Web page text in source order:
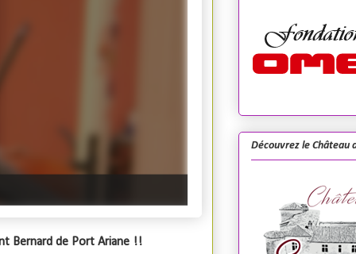
Bernard de Port Ariane !!
Découvrez le Château